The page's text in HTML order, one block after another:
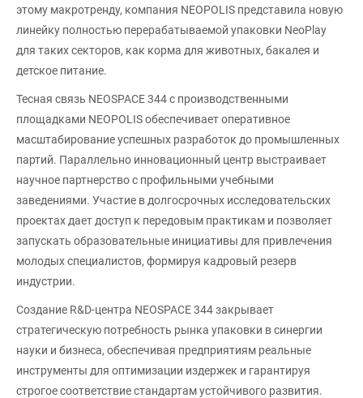
этому макротренду, компания NEOPOLIS представила новую
линейку полностью перерабатываемой упаковки NeoPlay
для таких секторов, как корма для животных, бакалея и
детское питание.
Тесная связь NEOSPACE 344 с производственными
площадками NEOPOLIS обеспечивает оперативное
масштабирование успешных разработок до промышленных
партий. Параллельно инновационный центр выстраивает
научное партнерство с профильными учебными
заведениями. Участие в долгосрочных исследовательских
проектах дает доступ к передовым практикам и позволяет
запускать образовательные инициативы для привлечения
молодых специалистов, формируя кадровый резерв
индустрии.
Создание R&D-центра NEOSPACE 344 закрывает
стратегическую потребность рынка упаковки в синергии
науки и бизнеса, обеспечивая предприятиям реальные
инструменты для оптимизации издержек и гарантируя
строгое соответствие стандартам устойчивого развития.